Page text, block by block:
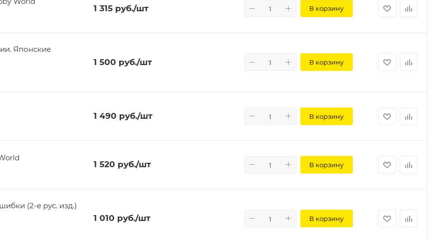
1 315руб./шт В корзину
Японские
1 500 руб./шт В корзину
1 490 руб./шт В корзину
1 520 руб./шт В корзину
(2-е рус. изд.)
1 010 руб./шт В корзину